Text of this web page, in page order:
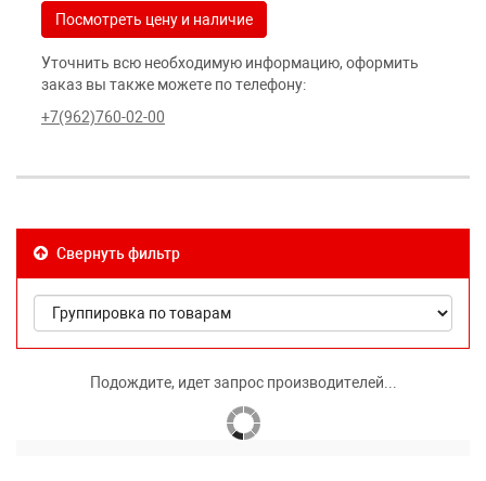
Посмотреть цену и наличие
Уточнить всю необходимую информацию, оформить
заказ вы также можете по телефону:
+7(962)760-02-00
Свернуть фильтр
Подождите, идет запрос производителей...